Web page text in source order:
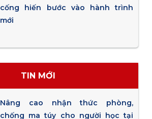
cống hiến bước vào hành trình
mới
TIN MỚI
Nâng cao nhận thức phòng,
chống ma túy cho người học tại